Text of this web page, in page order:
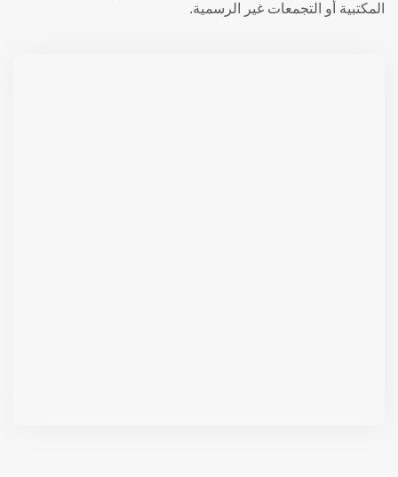
المكتبية أو التجمعات غير الرسمية.